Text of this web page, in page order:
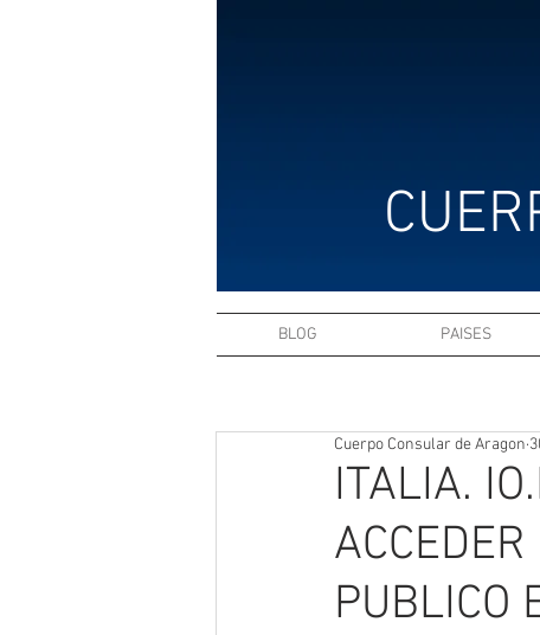
ITALIA.
PUBLICO
Cuerpo Consular de Aragon
BLOG PAISES